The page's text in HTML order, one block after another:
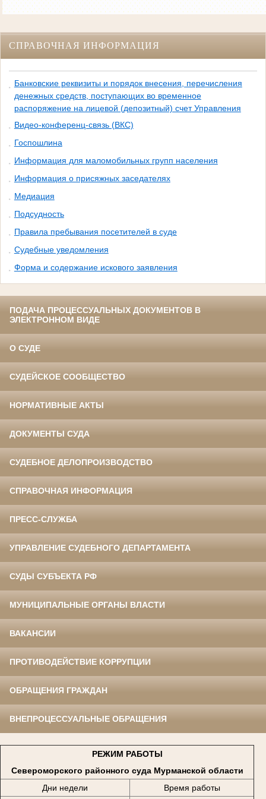
СПРАВОЧНАЯ ИНФОРМАЦИЯ
Банковские реквизиты и порядок внесения, перечисления
денежных средств, поступающих во временное
распоряжение на лицевой (депозитный) счет Управления
Видео-конференц-связь (ВКС)
Госпошлина
Информация для маломобильных групп населения
Информация о присяжных заседателях
Медиация
Подсудность
Правила пребывания посетителей в суде
Судебные уведомления
Форма и содержание искового заявления
ПОДАЧА ПРОЦЕССУАЛЬНЫХ ДОКУМЕНТОВ В
ЭЛЕКТРОННОМ ВИДЕ
О СУДЕ
СУДЕЙСКОЕ СООБЩЕСТВО
НОРМАТИВНЫЕ АКТЫ
ДОКУМЕНТЫ СУДА
СУДЕБНОЕ ДЕЛОПРОИЗВОДСТВО
СПРАВОЧНАЯ ИНФОРМАЦИЯ
ПРЕСС-СЛУЖБА
УПРАВЛЕНИЕ СУДЕБНОГО ДЕПАРТАМЕНТА
СУДЫ СУБЪЕКТА РФ
МУНИЦИПАЛЬНЫЕ ОРГАНЫ ВЛАСТИ
ВАКАНСИИ
ПРОТИВОДЕЙСТВИЕ КОРРУПЦИИ
ОБРАЩЕНИЯ ГРАЖДАН
ВНЕПРОЦЕССУАЛЬНЫЕ ОБРАЩЕНИЯ
РЕЖИМ РАБОТЫ
Североморского районного суда Мурманской области
Дни недели
Время работы